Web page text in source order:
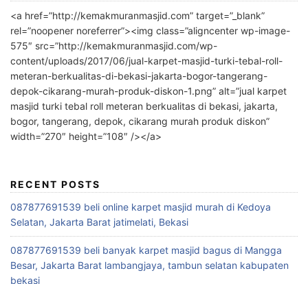
<a href=”http://kemakmuranmasjid.com” target=”_blank”
rel=”noopener noreferrer”><img class=”aligncenter wp-image-
575″ src=”http://kemakmuranmasjid.com/wp-
content/uploads/2017/06/jual-karpet-masjid-turki-tebal-roll-
meteran-berkualitas-di-bekasi-jakarta-bogor-tangerang-
depok-cikarang-murah-produk-diskon-1.png” alt=”jual karpet
masjid turki tebal roll meteran berkualitas di bekasi, jakarta,
bogor, tangerang, depok, cikarang murah produk diskon”
width=”270″ height=”108″ /></a>
RECENT POSTS
087877691539 beli online karpet masjid murah di Kedoya
Selatan, Jakarta Barat jatimelati, Bekasi
087877691539 beli banyak karpet masjid bagus di Mangga
Besar, Jakarta Barat lambangjaya, tambun selatan kabupaten
bekasi